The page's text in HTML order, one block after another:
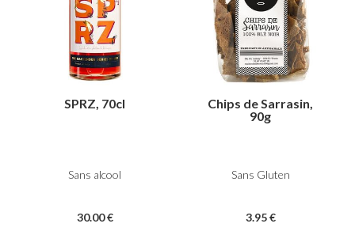
SPRZ, 70cl
Sans alcool
30.00 €
Chips de Sarrasin,
90g
Sans Gluten
3.95 €